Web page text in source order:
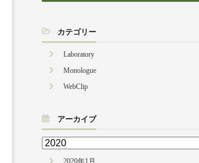
カテゴリー
Laboratory
Monologue
WebClip
アーカイブ
2020年1月